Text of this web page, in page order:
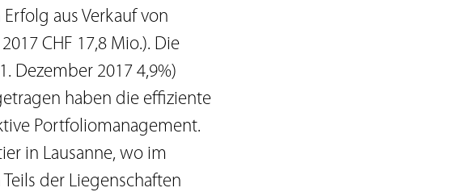
aus Verkauf von
CHF 17,8 Mio.). Die
Dezember 2017 4,9%)
haben die effiziente
Portfoliomanagement.
in Lausanne, wo im
der Liegenschaften